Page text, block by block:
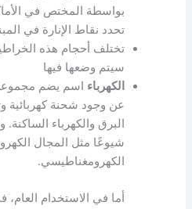
بواسطة المختص في
تحدد نقاط الإنارة في
تختلف أحجام هذه
سيتم وضعها فيها
الكهرباء اسم يضم مجموعة
عن وجود شحنة كهربائية
البرق والكهرباء
شيوعًا مثل المجال
الكهرومغناطيسي.
أما في الاستخدام